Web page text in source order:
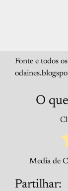
Fonte e todos
O
Media de
Partilhar: